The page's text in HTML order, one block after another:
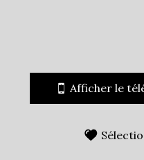
École primaire
statistiques
Nombre d'habitants
Afficher le